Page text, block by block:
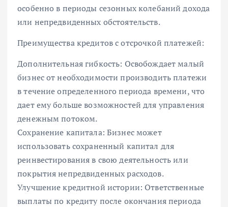
особенно в периоды сезонных колебаний дохода
или непредвиденных обстоятельств.
Преимущества кредитов с отсрочкой платежей:
Дополнительная гибкость: Освобождает малый
бизнес от необходимости производить платежи
в течение определенного периода времени, что
дает ему больше возможностей для управления
денежным потоком.
Сохранение капитала: Бизнес может
использовать сохраненный капитал для
реинвестирования в свою деятельность или
покрытия непредвиденных расходов.
Улучшение кредитной истории: Ответственные
выплаты по кредиту после окончания периода